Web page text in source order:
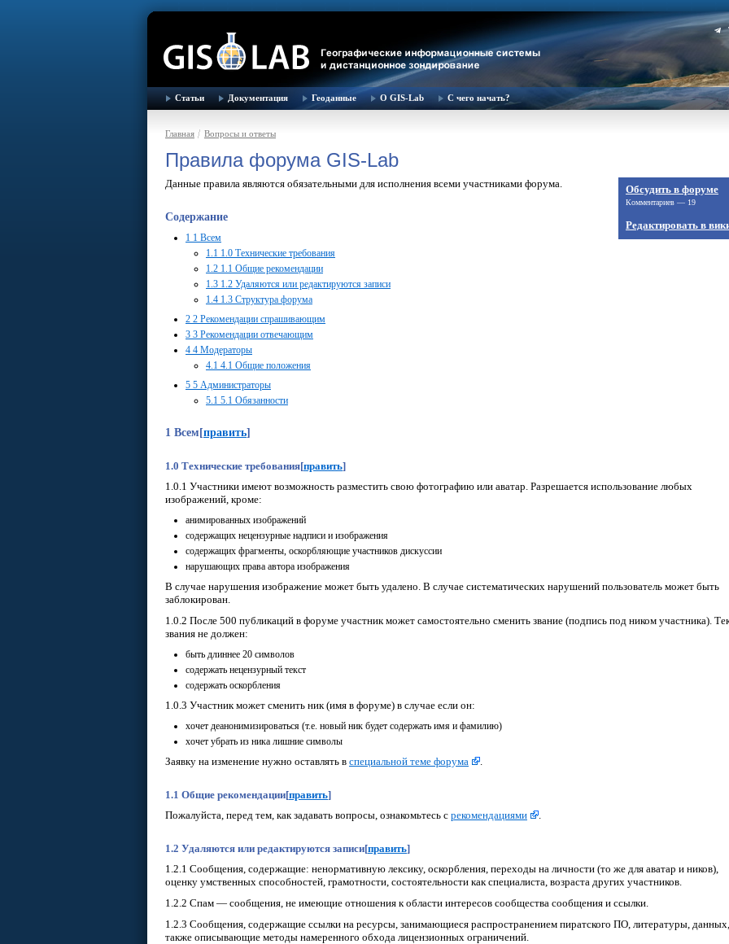
Статьи Документация Геоданные О GIS-Lab С чего начать?
Главная Вопросы и ответы
Правила форума GIS-Lab
Обсудить в форуме
Комментариев — 19
Редактировать в
Данные правила являются обязательными для исполнения всеми участниками форума.
Содержание
1 1 Всем
1.1 1.0 Технические требования
1.2 1.1 Общие рекомендации
1.3 1.2 Удаляются или редактируются записи
1.4 1.3 Структура форума
2 2 Рекомендации спрашивающим
3 3 Рекомендации отвечающим
4 4 Модераторы
4.1 4.1 Общие положения
5 5 Администраторы
5.1 5.1 Обязанности
1 Всем [править]
1.0 Технические требования[править]
1.0.1 Участники имеют возможность разместить свою фотографию или аватар. Разрешается использование любых
изображений, кроме:
анимированных изображений
содержащих нецензурные надписи и изображения
содержащих фрагменты, оскорбляющие участников дискуссии
нарушающих права автора изображения
В случае нарушения изображение может быть удалено. В случае систематических нарушений пользователь может быть
заблокирован.
1.0.2 После 500 публикаций в форуме участник может самостоятельно сменить звание (подпись под ником участника).
звания не должен:
быть длиннее 20 символов
содержать нецензурный текст
содержать оскорбления
1.0.3 Участник может сменить ник (имя в форуме) в случае если он:
хочет деанонимизироваться (т.е. новый ник будет содержать имя и фамилию)
хочет убрать из ника лишние символы
Заявку на изменение нужно оставлять в специальной теме форума .
1.1 Общие рекомендации[править]
Пожалуйста, перед тем, как задавать вопросы, ознакомьтесь с рекомендациями .
1.2 Удаляются или редактируются записи[править]
1.2.1 Сообщения, содержащие: ненормативную лексику, оскорбления, переходы на личности (то же для аватар и ников),
оценку умственных способностей, грамотности, состоятельности как специалиста, возраста других участников.
1.2.2 Спам — сообщения, не имеющие отношения к области интересов сообщества сообщения и ссылки.
1.2.3 Сообщения, содержащие ссылки на ресурсы, занимающиеся распространением пиратского ПО, литературы,
также описывающие методы намеренного обхода лицензионных ограничений.